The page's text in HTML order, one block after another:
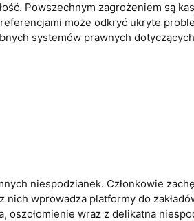
Powszechnym zagrożeniem są
może odkryć ukryte
systemów prawnych
niespodzianek. Członkowie
wprowadza platformy do
wraz z delikatna